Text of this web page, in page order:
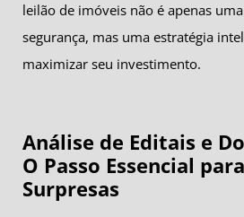
leilão de imóveis não é apenas
segurança, mas uma estratégia
maximizar seu investimento.
Análise de Editais e
O Passo Essencial
Surpresas